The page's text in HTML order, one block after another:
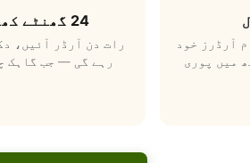
آرڈرز خود
میں پوری
24 گھنٹے کھلی دکان
رات دن آرڈر آئیں،
رہے گی — جب گاہک